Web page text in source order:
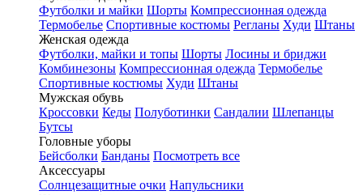
Футболки и майки Шорты Компрессионная одежда
Термобелье Спортивные костюмы Регланы Худи Штаны
Женская одежда
Футболки, майки и топы Шорты Лосины и бриджи
Комбинезоны Компрессионная одежда Термобелье
Спортивные костюмы Худи Штаны
Мужская обувь
Кроссовки Кеды Полуботинки Сандалии Шлепанцы
Бутсы
Головные уборы
Бейсболки Банданы Посмотреть все
Аксессуары
Солнцезащитные очки Напульсники